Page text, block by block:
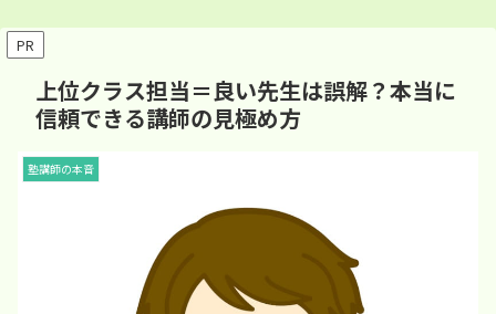
PR
上位クラス担当＝良い先生は誤解？本当に
信頼できる講師の見極め方
塾講師の本音